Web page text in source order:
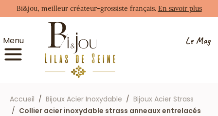
Bi&jou, meilleur créateur-grossiste français. En savoir plus
Menu Le Mag
Accueil Bijoux Acier Inoxydable
Bijoux Acier Strass
Collier acier inoxydable strass anneaux entrelacés